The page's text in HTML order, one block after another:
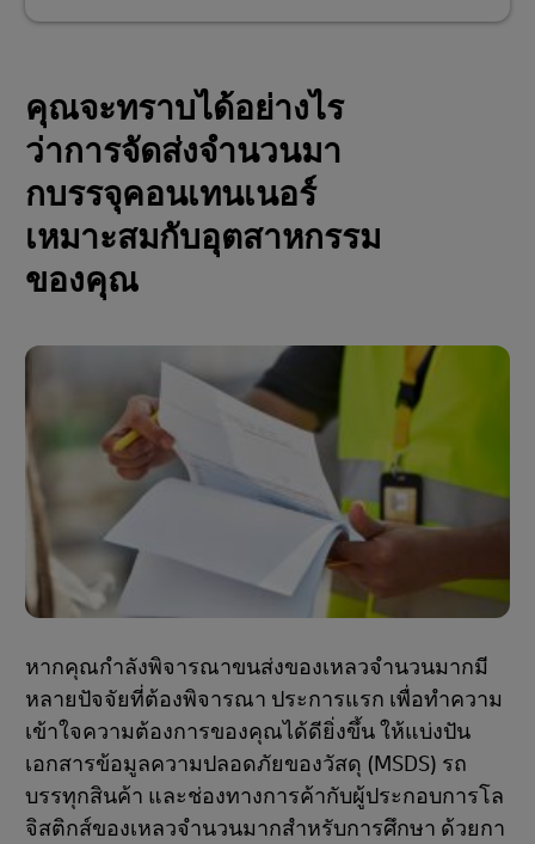
คุณจะทราบได้อย่างไร
ว่าการจัดส่งจํานวนมา
กบรรจุคอนเทนเนอร์
เหมาะสมกับอุตสาหกรรม
ของคุณ
หากคุณกําลังพิจารณาขนส่งของเหลวจํานวนมากมี
หลายปัจจัยที่ต้องพิจารณา ประการแรก เพื่อทําความ
เข้าใจความต้องการของคุณได้ดียิ่งขึ้น ให้แบ่งปัน
เอกสารข้อมูลความปลอดภัยของวัสดุ (MSDS) รถ
บรรทุกสินค้า และช่องทางการค้ากับผู้ประกอบการโล
จิสติกส์ของเหลวจํานวนมากสําหรับการศึกษา ด้วยกา